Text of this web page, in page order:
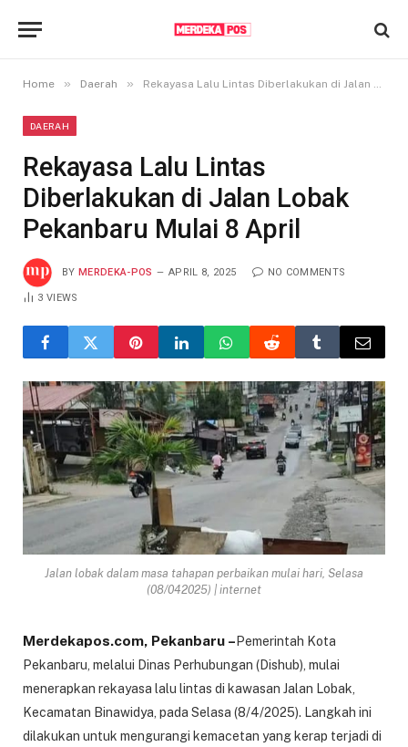
Home » Daerah » Rekayasa Lalu Lintas Diberlakukan di Jalan Lobak Pekanbaru Mulai 8 April
DAERAH
Rekayasa Lalu Lintas
Diberlakukan di Jalan Lobak
Pekanbaru Mulai 8 April
BY MERDEKA-POS APRIL 8, 2025 NO COMMENTS
3VIEWS
Jalan lobak dalam masa tahapan perbaikan mulai hari, Selasa
(08/042025) | internet
Merdekapos.com, Pekanbaru – Pemerintah Kota
Pekanbaru, melalui Dinas Perhubungan (Dishub), mulai
menerapkan rekayasa lalu lintas di kawasan Jalan Lobak,
Kecamatan Binawidya, pada Selasa (8/4/2025). Langkah ini
dilakukan untuk mengurangi kemacetan yang kerap terjadi di